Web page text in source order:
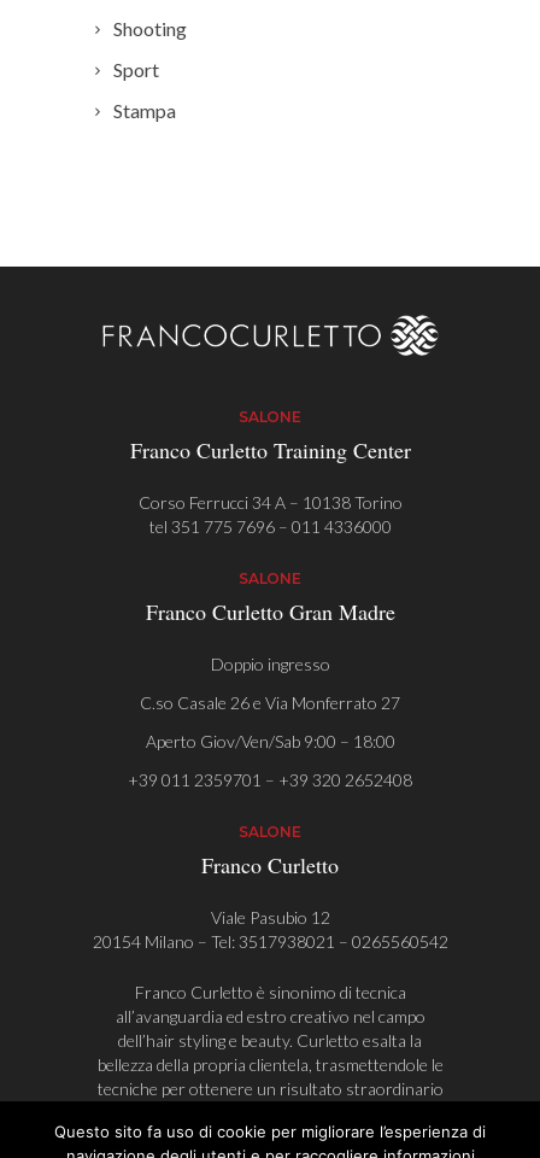
Shooting
Sport
Stampa
SALONE
Franco Curletto Training Center
Corso Ferrucci 34 A – 10138 Torino
tel 351 775 7696– 011 4336000
SALONE
Franco Curletto Gran Madre
Doppio ingresso
C.so Casale 26 e Via Monferrato 27
Aperto Giov/Ven/Sab 9:00 – 18:00
+39 011 2359701 – +39 320 2652408
SALONE
Franco Curletto
Viale Pasubio 12
20154 Milano – Tel:3517938021 – 0265560542
Franco Curletto è sinonimo di tecnica
all’avanguardia ed estro creativo nel campo
dell’hair styling e beauty. Curletto esalta la
bellezza della propria clientela, trasmettendole le
tecniche per ottenere un risultato straordinario
Questo sito fa uso di cookie per migliorare l’esperienza di